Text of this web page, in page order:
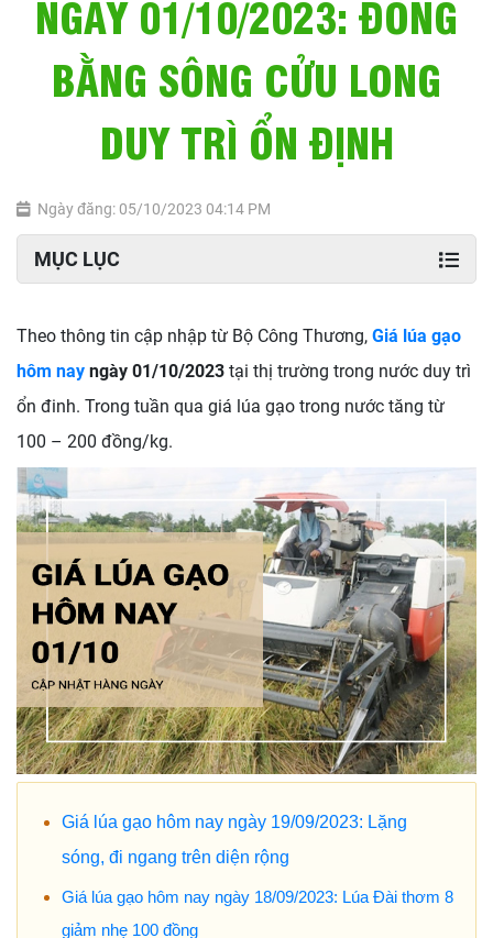
NGÀY 01/10/2023: ĐỒNG
BẰNG SÔNG CỬU LONG
DUY TRÌ ỔN ĐỊNH
Ngày đăng: 05/10/2023 04:14 PM
MỤC LỤC
Theo thông tin cập nhập từ Bộ Công Thương, Giá lúa gạo
hôm nay ngày 01/10/2023 tại thị trường trong nước duy trì
ổn đinh. Trong tuần qua giá lúa gạo trong nước tăng từ
100 – 200 đồng/kg.
Giá lúa gạo hôm nay ngày 19/09/2023: Lặng
sóng, đi ngang trên diện rộng
Giá lúa gạo hôm nay ngày 18/09/2023: Lúa Đài thơm 8
giảm nhẹ 100 đồng